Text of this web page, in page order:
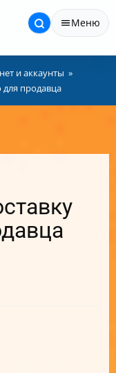
Меню
и аккаунты
для продавца